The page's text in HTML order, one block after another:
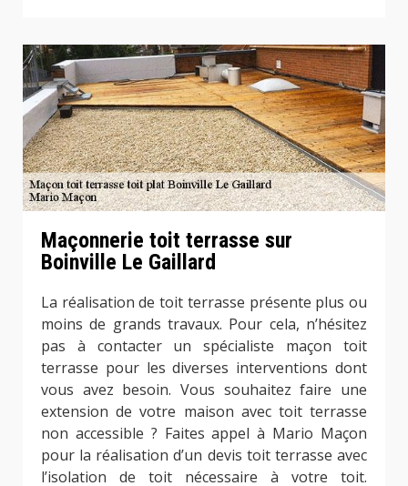
Maçonnerie toit terrasse sur
Boinville Le Gaillard
La réalisation de toit terrasse présente plus ou
moins de grands travaux. Pour cela, n’hésitez
pas à contacter un spécialiste maçon toit
terrasse pour les diverses interventions dont
vous avez besoin. Vous souhaitez faire une
extension de votre maison avec toit terrasse
non accessible ? Faites appel à Mario Maçon
pour la réalisation d’un devis toit terrasse avec
l’isolation de toit nécessaire à votre toit.